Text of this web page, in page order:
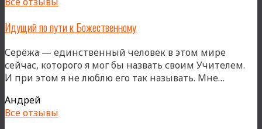
Идущий по пути к Божественному
Серёжа — единственный человек в этом мире
сейчас, которого я мог бы назвать своим Учителем.
И при этом я не люблю его так называть. Мне…
Андрей
Все отзывы